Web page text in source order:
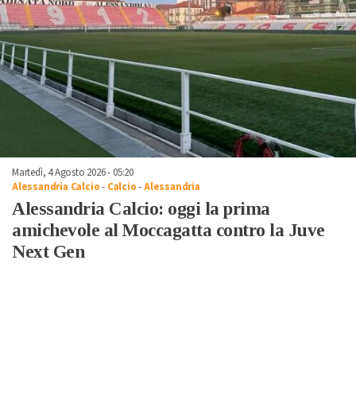
Martedì, 4 Agosto 2026 - 05:20
Alessandria Calcio- Calcio-Alessandria
Alessandria Calcio: oggi la prima
amichevole al Moccagatta contro la Juve
Next Gen